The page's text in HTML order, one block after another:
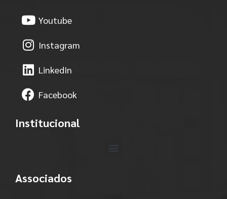
Youtube
Instagram
LinkedIn
Facebook
Institucional
Associados